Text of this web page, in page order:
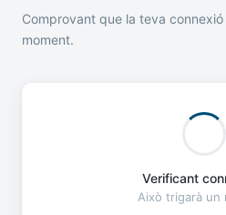
Comprovant que la teva
moment.
Verificant
Això trigarà un